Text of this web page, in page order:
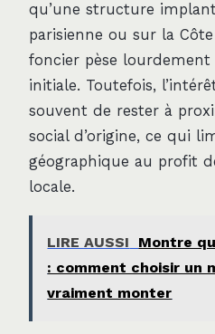
qu’une structure
parisienne ou sur la
foncier pèse lourdement
initiale. Toutefois,
souvent de rester à
social d’origine, ce qui
géographique au profit
locale.
LIRE AUSSI
Montre
: comment choisir un
vraiment monter